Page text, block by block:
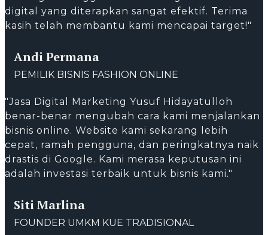
digital yang diterapkan sangat efektif. Terima
kasih telah membantu kami mencapai target!"
Andi Permana
PEMILIK BISNIS FASHION ONLINE
"Jasa Digital Marketing Yusuf Hidayatulloh
benar-benar mengubah cara kami menjalankan
bisnis online. Website kami sekarang lebih
cepat, ramah pengguna, dan peringkatnya naik
drastis di Google. Kami merasa keputusan ini
adalah investasi terbaik untuk bisnis kami."
Siti Marlina
FOUNDER UMKM KUE TRADISIONAL